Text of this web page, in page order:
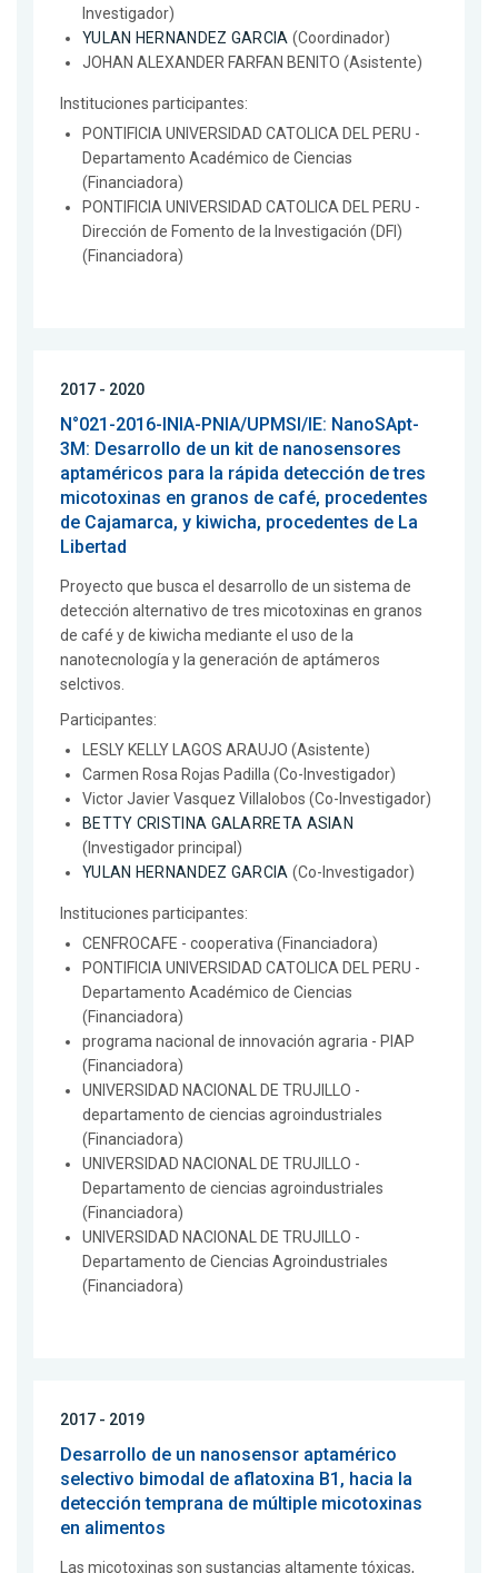
Investigador)
YULAN HERNANDEZ GARCIA (Coordinador)
JOHAN ALEXANDER FARFAN BENITO (Asistente)
Instituciones participantes:
PONTIFICIA UNIVERSIDAD CATOLICA DEL PERU -
Departamento Académico de Ciencias
(Financiadora)
PONTIFICIA UNIVERSIDAD CATOLICA DEL PERU -
Dirección de Fomento de la Investigación (DFI)
(Financiadora)
2017 - 2020
N°021-2016-INIA-PNIA/UPMSI/IE: NanoSApt-
3M: Desarrollo de un kit de nanosensores
aptaméricos para la rápida detección de tres
micotoxinas en granos de café, procedentes
de Cajamarca, y kiwicha, procedentes de La
Libertad
Proyecto que busca el desarrollo de un sistema de
detección alternativo de tres micotoxinas en granos
de café y de kiwicha mediante el uso de la
nanotecnología y la generación de aptámeros
selctivos.
Participantes:
LESLY KELLY LAGOS ARAUJO (Asistente)
Carmen Rosa Rojas Padilla (Co-Investigador)
Victor Javier Vasquez Villalobos (Co-Investigador)
BETTY CRISTINA GALARRETA ASIAN
(Investigador principal)
YULAN HERNANDEZ GARCIA (Co-Investigador)
Instituciones participantes:
CENFROCAFE - cooperativa (Financiadora)
PONTIFICIA UNIVERSIDAD CATOLICA DEL PERU -
Departamento Académico de Ciencias
(Financiadora)
programa nacional de innovación agraria - PIAP
(Financiadora)
UNIVERSIDAD NACIONAL DE TRUJILLO -
departamento de ciencias agroindustriales
(Financiadora)
UNIVERSIDAD NACIONAL DE TRUJILLO -
Departamento de ciencias agroindustriales
(Financiadora)
UNIVERSIDAD NACIONAL DE TRUJILLO -
Departamento de Ciencias Agroindustriales
(Financiadora)
2017 - 2019
Desarrollo de un nanosensor aptamérico
selectivo bimodal de aflatoxina B1, hacia la
detección temprana de múltiple micotoxinas
en alimentos
Las micotoxinas son sustancias altamente tóxicas,